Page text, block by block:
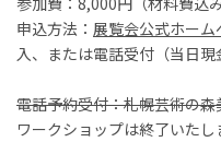
申込方法： 展覧会公式ホーム
入、または電話受付（当日現
電話予約受付：札幌芸術の
ワークショップは終了いたし